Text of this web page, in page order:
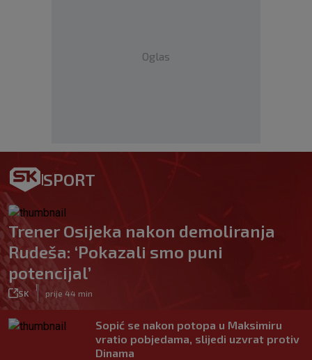
Oglas
SPORT
Trener Osijeka nakon demoliranja
Rudeša: ‘Pokazali smo puni
potencijal’
SK prije 44 min
Sopić se nakon potopa u Maksimiru
vratio pobjedama, slijedi uzvrat protiv
Dinama